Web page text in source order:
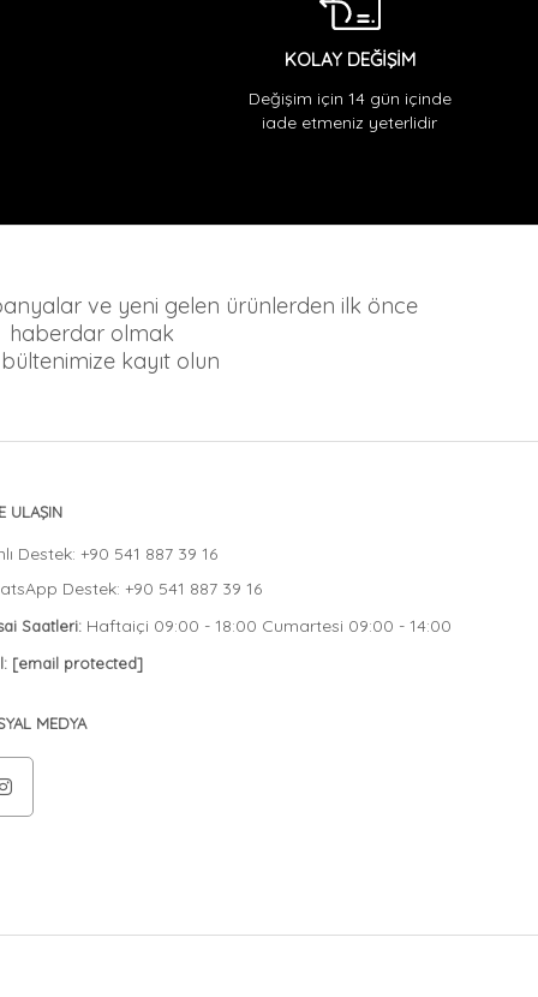
KOLAY DEĞİŞİM
Değişim için 14 gün içinde
iade etmeniz yeterlidir
ve yeni gelen ürünlerden ilk önce
haberdar olmak
kayıt olun
ULAŞIN
Destek: +90 541 887 39 16
Destek: +90 541 887 39 16
Saatleri: Haftaiçi 09:00 - 18:00 Cumartesi 09:00 - 14:00
[email protected]
MEDYA